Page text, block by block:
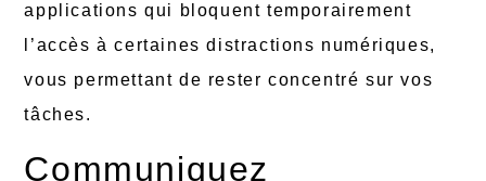
applications qui bloquent temporairement
l’accès à certaines distractions numériques,
vous permettant de rester concentré sur vos
tâches.
Communiquez